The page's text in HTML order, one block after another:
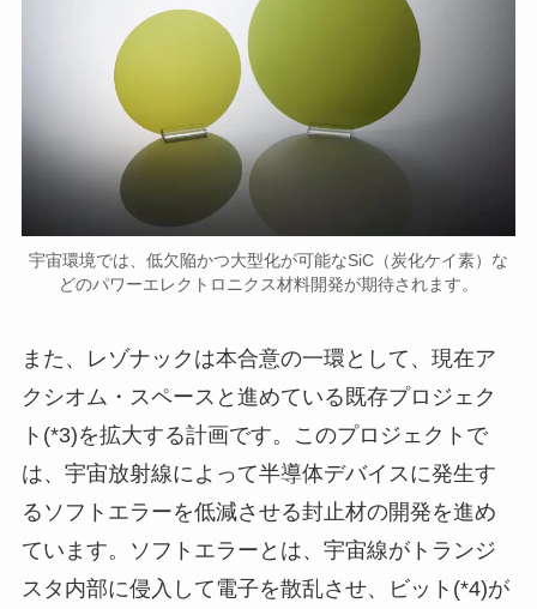
宇宙環境では、低欠陥かつ大型化が可能なSiC（炭化ケイ素）な
どのパワーエレクトロニクス材料開発が期待されます。
また、レゾナックは本合意の一環として、現在ア
クシオム・スペースと進めている既存プロジェク
ト(*3)を拡大する計画です。このプロジェクトで
は、宇宙放射線によって半導体デバイスに発生す
るソフトエラーを低減させる封止材の開発を進め
ています。ソフトエラーとは、宇宙線がトランジ
スタ内部に侵入して電子を散乱させ、ビット(*4)が